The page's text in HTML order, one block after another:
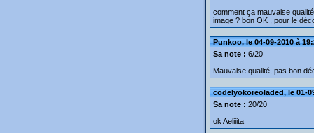
comment ça mauvaise
image ? bon OK , pour le
Punkoo, le 04-09-2010 à
Sa note : 6/20
Mauvaise qualité, pas bon
codelyokoreoladed, le 01-
Sa note : 20/20
ok Aeliiita